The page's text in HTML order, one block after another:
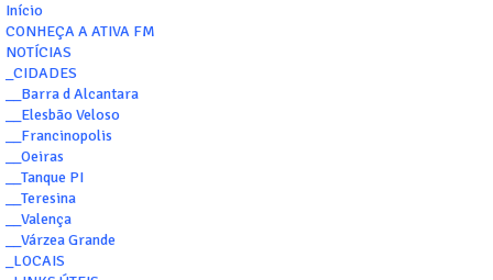
Início
CONHEÇA A ATIVA FM
NOTÍCIAS
_CIDADES
__Barra d Alcantara
__Elesbão Veloso
__Francinopolis
__Oeiras
__Tanque PI
__Teresina
__Valença
__Várzea Grande
_LOCAIS